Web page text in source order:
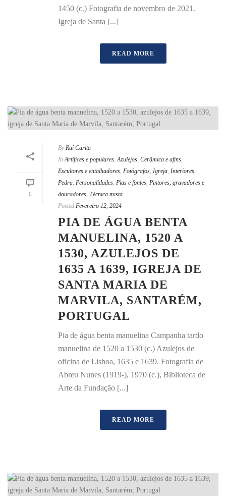
1450 (c.) Fotografia de novembro de 2021.
Igreja de Santa [...]
READ MORE
0
By Rui Carita
In Artífices e populares,Azulejos, Cerâmica e afins,
Escultores e entalhadores, Fotógrafos, Igreja, Interiores,
Pedra, Personalidades, Pias e fontes, Pintores, gravadores e
douradores, Técnica mista
Posted Fevereiro 12, 2024
PIA DE ÁGUA BENTA
MANUELINA, 1520 A
1530, AZULEJOS DE
1635 A 1639, IGREJA DE
SANTA MARIA DE
MARVILA, SANTARÉM,
PORTUGAL
Pia de água benta manuelina Campanha tardo
manuelina de 1520 a 1530 (c.) Azulejos de
oficina de Lisboa, 1635 e 1639. Fotografia de
Abreu Nunes (1919-), 1970 (c.), Biblioteca de
Arte da Fundação [...]
READ MORE